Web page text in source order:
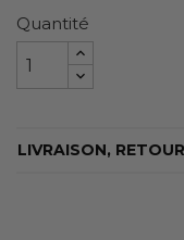
Quantité
LIVRAISON,